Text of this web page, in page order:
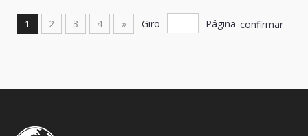
1 2 3 4 » Giro Página confirmar